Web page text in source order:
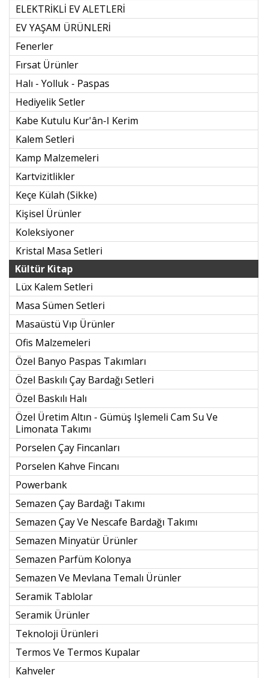
ELEKTRİKLİ EV ALETLERİ
EV YAŞAM ÜRÜNLERİ
Fenerler
Fırsat Ürünler
Halı - Yolluk - Paspas
Hediyelik Setler
Kabe Kutulu Kur'ân-I Kerim
Kalem Setleri
Kamp Malzemeleri
Kartvizitlikler
Keçe Külah (sikke)
Kişisel Ürünler
Koleksiyoner
Kristal Masa Setleri
Kültür Kitap
Lüx Kalem Setleri
Masa Sümen Setleri
Masaüstü Vıp Ürünler
Ofis Malzemeleri
Özel Banyo Paspas Takımları
Özel Baskılı Çay Bardağı Setleri
Özel Baskılı Halı
Özel Üretim Altın - Gümüş Işlemeli Cam Su Ve
Limonata Takımı
Porselen Çay Fincanları
Porselen Kahve Fincanı
Powerbank
Semazen Çay Bardağı Takımı
Semazen Çay Ve Nescafe Bardağı Takımı
Semazen Minyatür Ürünler
Semazen Parfüm Kolonya
Semazen Ve Mevlana Temalı Ürünler
Seramik Tablolar
Seramik Ürünler
Teknoloji Ürünleri
Termos Ve Termos Kupalar
Kahveler